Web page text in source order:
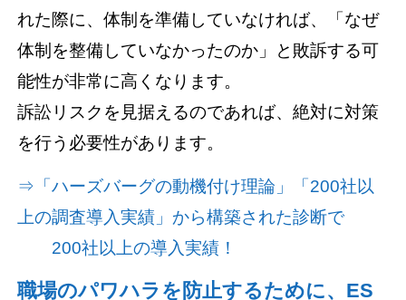
れた際に、体制を準備していなければ、「なぜ
体制を整備していなかったのか」と敗訴する可
能性が非常に高くなります。
訴訟リスクを見据えるのであれば、絶対に対策
を行う必要性があります。
⇒「ハーズバーグの動機付け理論」「200社以
上の調査導入実績」から構築された診断で
200社以上の導入実績！
職場のパワハラを防止するために、ES